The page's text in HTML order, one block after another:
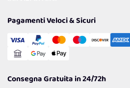
Cookie Policy
Gestisci Cookie
Reso Facile e Veloce
Pagamenti Veloci & Sicuri
Consegna Gratuita in 24/72h